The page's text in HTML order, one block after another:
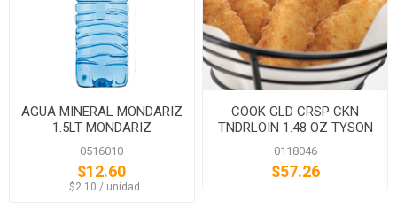
AGUA MINERAL MONDARIZ
1.5LT MONDARIZ
0516010
$12.60
‏‏‎ ‎‏‏‎ ‎$2.10 / unidad
COOK GLD CRSP CKN
TNDRLOIN 1.48 OZ TYSON
0118046
$57.26